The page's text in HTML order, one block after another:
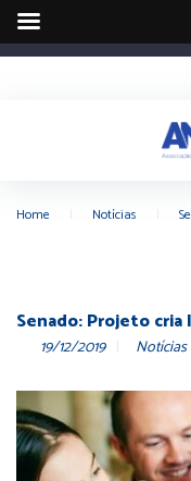
Home Notícias
Senado: Projeto
19/12/2019 Notícias